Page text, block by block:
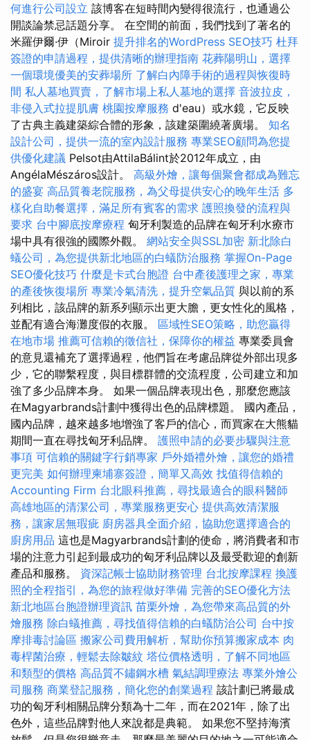
何進行公司設立 該博客在短時間內變得很流行，也通過公
開談論禁忌話題分享。 在空間的前面，我們找到了著名的
米羅伊爾·伊（Miroir 提升排名的WordPress SEO技巧 杜拜
簽證的申請過程，提供清晰的辦理指南 花葬陽明山，選擇
一個環境優美的安葬場所 了解白內障手術的過程與恢復時
間 私人墓地買賣，了解市場上私人墓地的選擇 音波拉皮，
非侵入式拉提肌膚 桃園按摩服務 d'eau）或水鏡，它反映
了古典主義建築綜合體的形象，該建築圍繞著廣場。 知名
設計公司，提供一流的室內設計服務 專業SEO顧問為您提
供優化建議 Pelsot由AttilaBálint於2012年成立，由
AngélaMészáros設計。 高級外燴，讓每個聚會都成為難忘
的盛宴 高品質養老院服務，為父母提供安心的晚年生活 多
樣化自助餐選擇，滿足所有賓客的需求 護照換發的流程與
要求 台中腳底按摩療程 匈牙利製造的品牌在匈牙利水療市
場中具有很強的國際外觀。 網站安全與SSL加密 新北除白
蟻公司，為您提供新北地區的白蟻防治服務 掌握On-Page
SEO優化技巧 什麼是卡式台胞證 台中產後護理之家，專業
的產後恢復場所 專業冷氣清洗，提升空氣品質 與以前的系
列相比，該品牌的新系列顯示出更大膽，更女性化的風格，
並配有適合海灘度假的衣服。 區域性SEO策略，助您贏得
在地市場 推薦可信賴的徵信社，保障你的權益 專業委員會
的意見還補充了選擇過程，他們旨在考慮品牌從外部出現多
少，它的聯繫程度，與目標群體的交流程度，公司建立和加
強了多少品牌本身。 如果一個品牌表現出色，那麼您應該
在Magyarbrands計劃中獲得出色的品牌標題。 國內產品，
國內品牌，越來越多地增強了客戶的信心，而買家在大熊貓
期間一直在尋找匈牙利品牌。 護照申請的必要步驟與注意
事項 可信賴的關鍵字行銷專家 戶外婚禮外燴，讓您的婚禮
更完美 如何辦理柬埔寨簽證，簡單又高效 找值得信賴的
Accounting Firm 台北眼科推薦，尋找最適合的眼科醫師
高雄地區的清潔公司，專業服務更安心 提供高效清潔服
務，讓家居無瑕疵 廚房器具全面介紹，協助您選擇適合的
廚房用品 這也是Magyarbrands計劃的使命，將消費者和市
場的注意力引起到最成功的匈牙利品牌以及最受歡迎的創新
產品和服務。 資深記帳士協助財務管理 台北按摩課程 換護
照的全程指引，為您的旅程做好準備 完善的SEO優化方法
新北地區台胞證辦理資訊 苗栗外燴，為您帶來高品質的外
燴服務 除白蟻推薦，尋找值得信賴的白蟻防治公司 台中按
摩排毒討論區 搬家公司費用解析，幫助你預算搬家成本 肉
毒桿菌治療，輕鬆去除皺紋 塔位價格透明，了解不同地區
和類型的價格 高品質不鏽鋼水槽 氣結調理療法 專業外燴公
司服務 商業登記服務，簡化您的創業過程 該計劃已將最成
功的匈牙利相關品牌分類為十二年，而在2021年，除了出
色外，這些品牌對他人來說都是典範。 如果您不堅持海濱